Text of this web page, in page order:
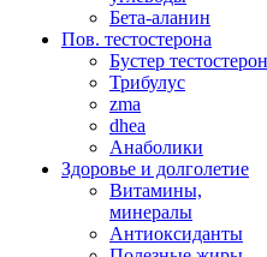
Бета-аланин
Пов. тестостерона
Бустер
Трибулус
zma
dhea
Анаболики
Здоровье и долголетие
Витамины,
минералы
Антиоксиданты